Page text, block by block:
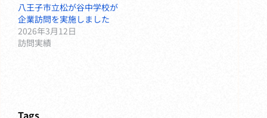
八王子市立松が谷中学校が
企業訪問を実施しました
2026年3月12日
訪問実績
Tags